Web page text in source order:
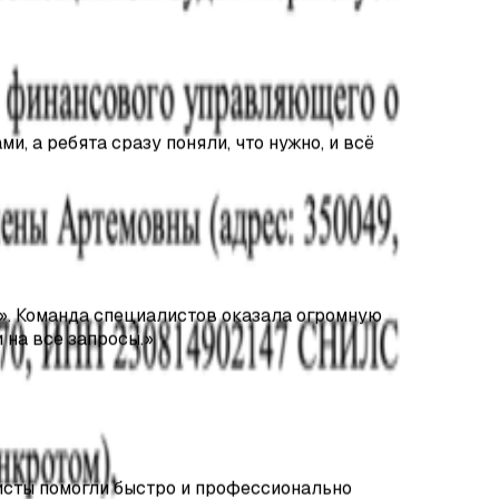
а ребята сразу поняли, что нужно, и всё
специалистов оказала огромную
все запросы.
помогли быстро и профессионально
»